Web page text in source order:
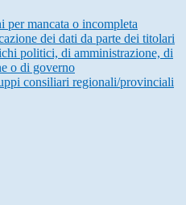
per mancata o incompleta
dei dati da parte dei titolari
politici, di amministrazione, di
o di governo
consiliari regionali/provinciali